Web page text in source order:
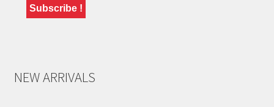
NEW ARRIVALS